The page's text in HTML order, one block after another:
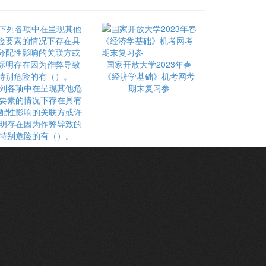
各项中在呈现其他危
素的情况下存在具有
性影响的关联方或许
存在因为作弊导致的
别危险的有（）。
国家开放大学2023年春
《经济学基础》机考网考
期末复习参